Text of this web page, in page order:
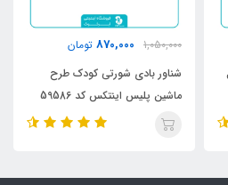
1,050,000
870,000 تومان
شناور بادی شورتی کودک طرح
ماشین پلیس اینتکس کد 59586